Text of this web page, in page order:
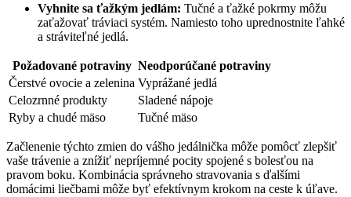
Vyhnite sa ťažkým jedlám: Tučné a ťažké pokrmy môžu
zaťažovať tráviaci systém. Namiesto toho uprednostnite ľahké
a stráviteľné jedlá.
Požadované potraviny Neodporúčané potraviny
Čerstvé ovocie a zelenina Vyprážané jedlá
Celozrnné produkty
Sladené nápoje
Ryby a chudé mäso
Tučné mäso
Začlenenie týchto zmien do vášho jedálnička môže pomôcť zlepšiť
vaše trávenie a znížiť nepríjemné pocity spojené s bolesťou na
pravom boku. Kombinácia správneho stravovania s ďalšími
domácimi liečbami môže byť efektívnym krokom na ceste k úľave.